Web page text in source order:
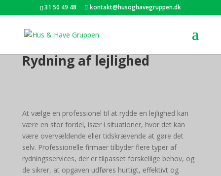
31 50 49 48 kontakt@husoghavegruppen.dk
Rydning af lejlighed
At vælge en professionel til at rydde en lejlighed kan
være en stor fordel, især i situationer, hvor det kan
være overvældende eller tidskrævende at gøre det
selv. Professionelle firmaer tilbyder flere typer af
rydningsservices, der er tilpasset forskellige behov, og
de sikrer, at opgaven udføres hurtigt, effektivt og